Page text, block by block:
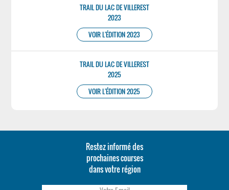
TRAIL DU LAC DE VILLEREST
2023
VOIR L'ÉDITION 2023
TRAIL DU LAC DE VILLEREST
2025
VOIR L'ÉDITION 2025
Restez informé des
prochaines courses
dans votre région